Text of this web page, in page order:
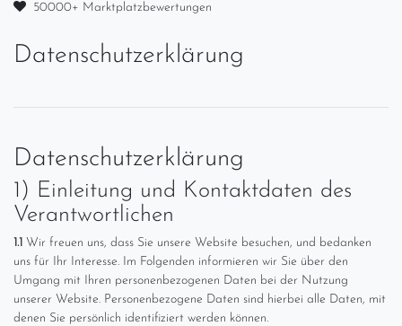
50000+ Marktplatzbewertungen
Daten­schutz­erklärung
Datenschutzerklärung
1) Einleitung und Kontaktdaten des
Verantwortlichen
1.1 Wir freuen uns, dass Sie unsere Website besuchen, und bedanken
uns für Ihr Interesse. Im Folgenden informieren wir Sie über den
Umgang mit Ihren personenbezogenen Daten bei der Nutzung
unserer Website. Personenbezogene Daten sind hierbei alle Daten, mit
denen Sie persönlich identifiziert werden können.